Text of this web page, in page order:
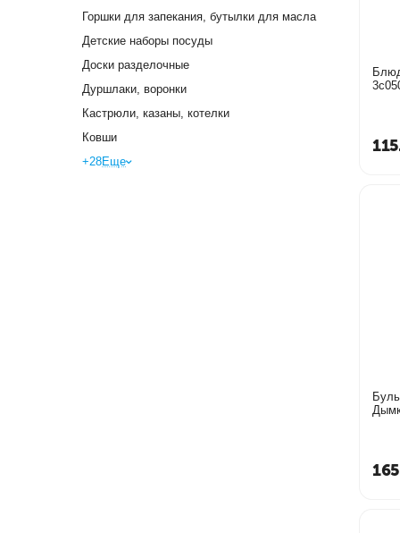
Горшки для запекания, бутылки для масла
Детские наборы посуды
Доски разделочные
Дуршлаки, воронки
Кастрюли, казаны, котелки
Ковши
+28Еще